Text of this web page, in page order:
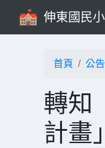
伸東國民
首頁 公
轉知
計畫